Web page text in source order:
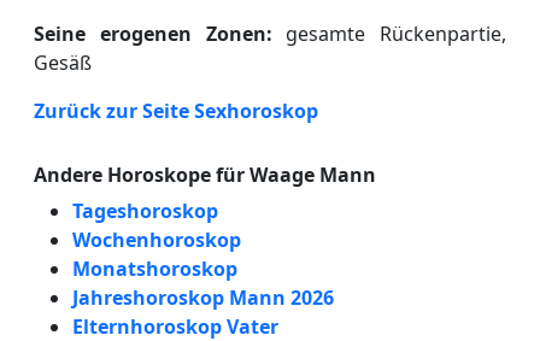
Seine erogenen Zonen: gesamte Rückenpartie,
Gesäß
Zurück zur Seite Sexhoroskop
Andere Horoskope für Waage Mann
Tageshoroskop
Wochenhoroskop
Monatshoroskop
Jahreshoroskop Mann 2026
Elternhoroskop Vater